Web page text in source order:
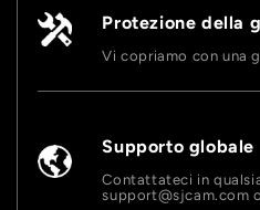
Protezione della
Vi copriamo con una
Supporto globale
Contattateci in
support@sjcam.com